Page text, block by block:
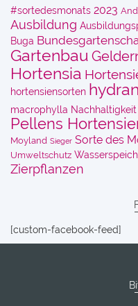
#sortedesmonats 2023
Ausbildung
Buga
Gartenbau
Hortensia
hortensiensorten
macrophylla Nachhaltigkeit
Pellens
Moyland Sieger Sorte des
Umweltschutz
Zierpflanzen
[custom-facebook-feed]